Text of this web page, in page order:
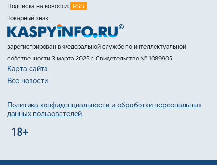
Подписка на новости:
RSS
Товарный знак
зарегистрирован в Федеральной службе по интеллектуальной
собственности 3 марта 2025 г. Свидетельство № 1089905.
Карта сайта
Все новости
Политика конфиденциальности и обработки персональных
данных пользователей